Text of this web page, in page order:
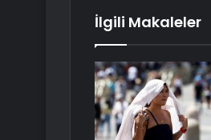
İlgili Makaleler